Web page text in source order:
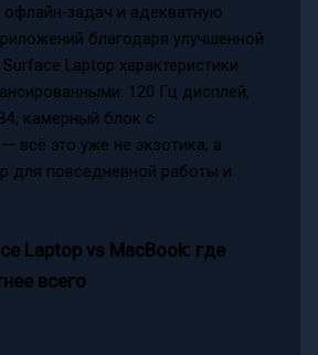
задач и адекватную
благодаря улучшенной
Laptop характеристики
120 Гц дисплей,
камерный блок с
всё это уже не экзотика, а
для повседневной работы и
Laptop vs MacBook: где
всего